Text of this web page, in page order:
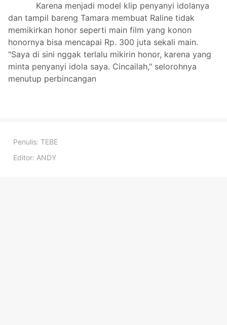
Karena menjadi model klip penyanyi idolanya
dan tampil bareng Tamara membuat Raline tidak
memikirkan honor seperti main film yang konon
honornya bisa mencapai Rp. 300 juta sekali main.
"Saya di sini nggak terlalu mikirin honor, karena yang
minta penyanyi idola saya. Cincailah," selorohnya
menutup perbincangan
Penulis: TEBE
Editor: ANDY